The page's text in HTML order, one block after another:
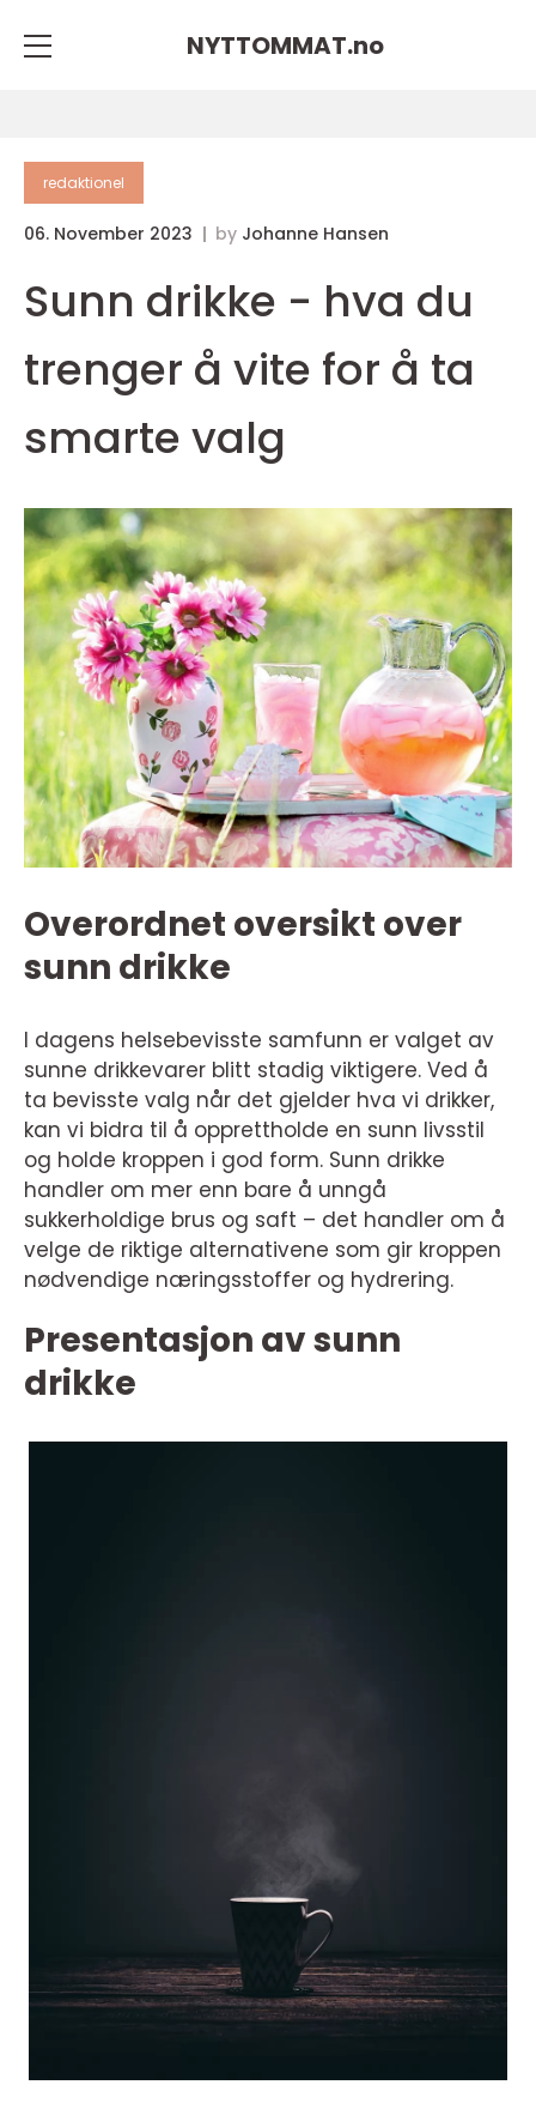
NYTTOMMAT.no
redaktionel
06. November 2023 by Johanne Hansen
Sunn drikke - hva du
trenger å vite for å ta
smarte valg
Overordnet oversikt over
sunn drikke
I dagens helsebevisste samfunn er valget av
sunne drikkevarer blitt stadig viktigere. Ved å
ta bevisste valg når det gjelder hva vi drikker,
kan vi bidra til å opprettholde en sunn livsstil
og holde kroppen i god form. Sunn drikke
handler om mer enn bare å unngå
sukkerholdige brus og saft – det handler om å
velge de riktige alternativene som gir kroppen
nødvendige næringsstoffer og hydrering.
Presentasjon av sunn
drikke